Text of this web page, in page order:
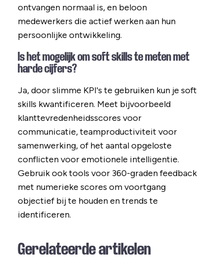
ontvangen normaal is, en beloon
medewerkers die actief werken aan hun
persoonlijke ontwikkeling.
Is het mogelijk om soft skills te meten met
harde cijfers?
Ja, door slimme KPI's te gebruiken kun je soft
skills kwantificeren. Meet bijvoorbeeld
klanttevredenheidsscores voor
communicatie, teamproductiviteit voor
samenwerking, of het aantal opgeloste
conflicten voor emotionele intelligentie.
Gebruik ook tools voor 360-graden feedback
met numerieke scores om voortgang
objectief bij te houden en trends te
identificeren.
Gerelateerde artikelen